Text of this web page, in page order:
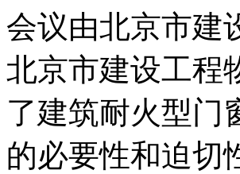
会议由北京市建
北京市建设工程
了建筑耐火型门
的必要性和迫切